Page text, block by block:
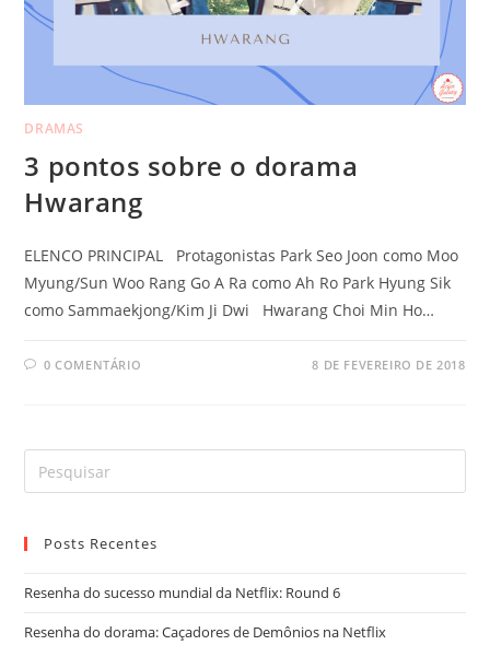
DRAMAS
3 pontos sobre o dorama
Hwarang
ELENCO PRINCIPAL Protagonistas Park Seo Joon como Moo
Myung/Sun Woo Rang Go A Ra como Ah Ro Park Hyung Sik
como Sammaekjong/Kim Ji Dwi Hwarang Choi Min Ho…
0 COMENTÁRIO 8 DE FEVEREIRO DE 2018
Posts Recentes
Resenha do sucesso mundial da Netflix: Round 6
Resenha do dorama: Caçadores de Demônios na Netflix